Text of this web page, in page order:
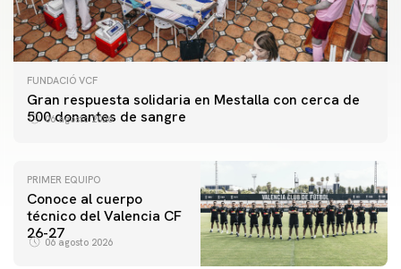
FUNDACIÓ VCF
Gran respuesta solidaria en Mestalla con cerca de
500 donantes de sangre
06 agosto 2026
PRIMER EQUIPO
Conoce al cuerpo
técnico del Valencia CF
26-27
06 agosto 2026